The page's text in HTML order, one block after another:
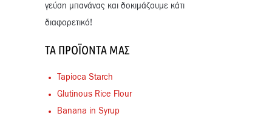
γεύση μπανάνας και δοκιμάζουμε κάτι
διαφορετικό!
ΤΑ ΠΡΟΪΌΝΤΑ ΜΑΣ
Tapioca Starch
Glutinous Rice Flour
Banana in Syrup